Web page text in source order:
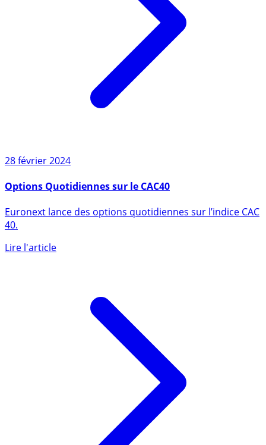
28 février 2024
Options Quotidiennes sur le CAC40
40.